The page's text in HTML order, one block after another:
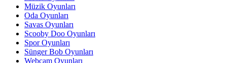
Müzik Oyunları
Oda Oyunları
Savas Oyunları
Scooby Doo Oyunları
Spor Oyunları
Sünger Bob Oyunları
Webcam Oyunları